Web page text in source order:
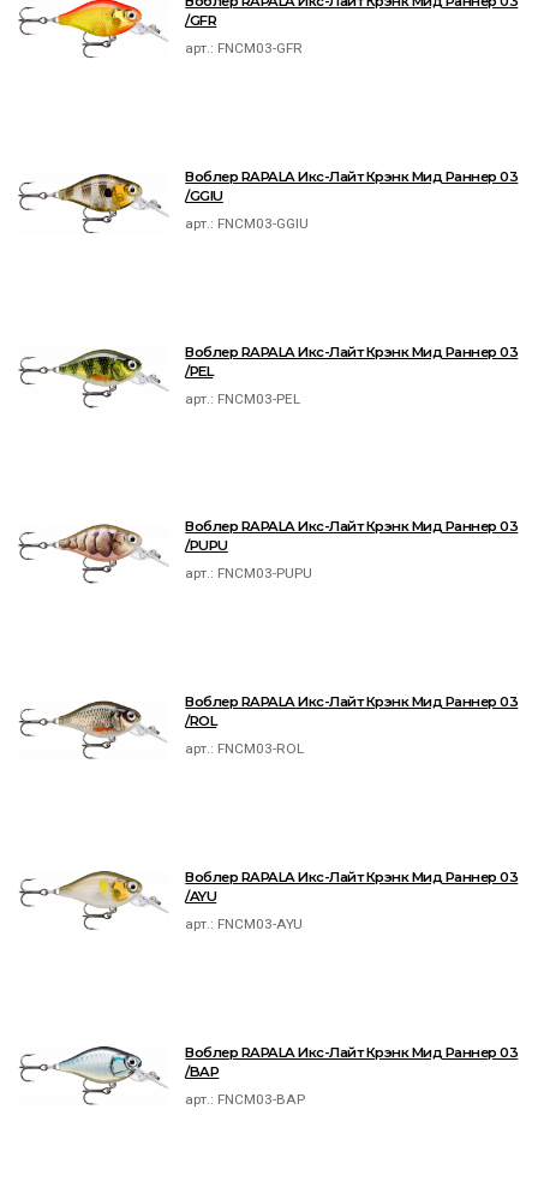
/GFR
арт.: FNCM03-GFR
Воблер RAPALA Икс-Лайт Крэнк Мид Раннер 03
/GGIU
арт.: FNCM03-GGIU
Воблер RAPALA Икс-Лайт Крэнк Мид Раннер 03
/PEL
арт.: FNCM03-PEL
Воблер RAPALA Икс-Лайт Крэнк Мид Раннер 03
/PUPU
арт.: FNCM03-PUPU
Воблер RAPALA Икс-Лайт Крэнк Мид Раннер 03
/ROL
арт.: FNCM03-ROL
Воблер RAPALA Икс-Лайт Крэнк Мид Раннер 03
/AYU
арт.: FNCM03-AYU
Воблер RAPALA Икс-Лайт Крэнк Мид Раннер 03
/BAP
арт.: FNCM03-BAP